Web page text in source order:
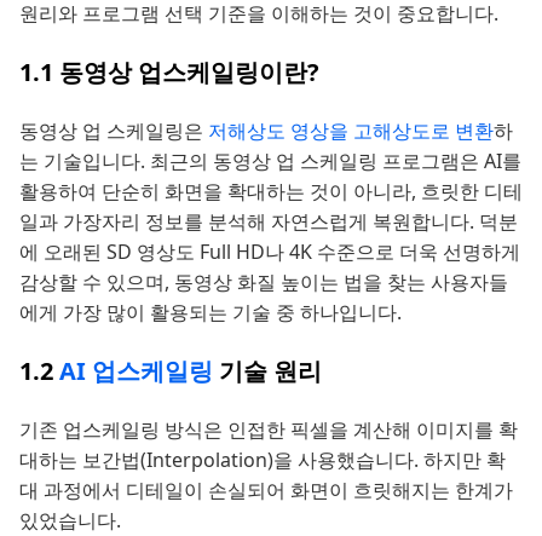
원리와 프로그램 선택 기준을 이해하는 것이 중요합니다.
1.1 동영상 업스케일링이란?
동영상 업 스케일링은 저해상도 영상을 고해상도로 변환하
는 기술입니다. 최근의 동영상 업 스케일링 프로그램은 AI를
활용하여 단순히 화면을 확대하는 것이 아니라, 흐릿한 디테
일과 가장자리 정보를 분석해 자연스럽게 복원합니다. 덕분
에 오래된 SD 영상도 Full HD나 4K 수준으로 더욱 선명하게
감상할 수 있으며, 동영상 화질 높이는 법을 찾는 사용자들
에게 가장 많이 활용되는 기술 중 하나입니다.
1.2AI 업스케일링 기술 원리
기존 업스케일링 방식은 인접한 픽셀을 계산해 이미지를 확
대하는 보간법(Interpolation)을 사용했습니다. 하지만 확
대 과정에서 디테일이 손실되어 화면이 흐릿해지는 한계가
있었습니다.